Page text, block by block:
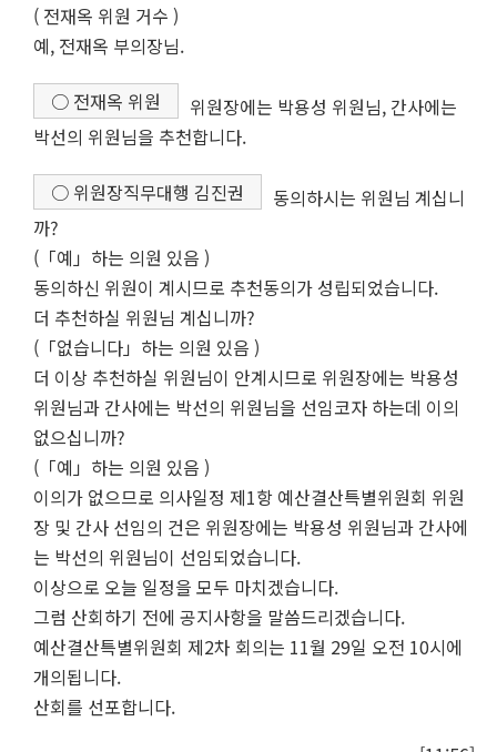
( 전재옥 위원 거수 )
예, 전재옥 부의장님.
○ 전재옥 위원
위원장에는 박용성 위원님, 간사에는
박선의 위원님을 추천합니다.
○ 위원장직무대행 김진권
동의하시는 위원님 계십니
까?
(「예」하는 의원 있음 )
동의하신 위원이 계시므로 추천동의가 성립되었습니다.
더 추천하실 위원님 계십니까?
(「없습니다」하는 의원 있음 )
더 이상 추천하실 위원님이 안계시므로 위원장에는 박용성
위원님과 간사에는 박선의 위원님을 선임코자 하는데 이의
없으십니까?
(「예」하는 의원 있음 )
이의가 없으므로 의사일정 제1항 예산결산특별위원회 위원
장 및 간사 선임의 건은 위원장에는 박용성 위원님과 간사에
는 박선의 위원님이 선임되었습니다.
이상으로 오늘 일정을 모두 마치겠습니다.
그럼 산회하기 전에 공지사항을 말씀드리겠습니다.
예산결산특별위원회 제2차 회의는 11월 29일 오전 10시에
개의됩니다.
산회를 선포합니다.